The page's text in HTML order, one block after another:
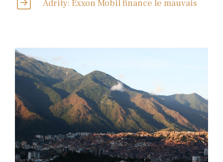
Adrity: Exxon Mobil finance le mauvais